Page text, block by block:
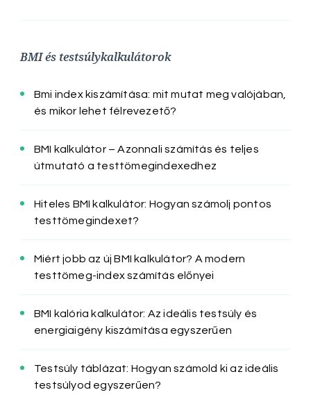
BMI és testsúlykalkulátorok
Bmi index kiszámítása: mit mutat meg valójában,
és mikor lehet félrevezető?
BMI kalkulátor – Azonnali számítás és teljes
útmutató a testtömegindexedhez
Hiteles BMI kalkulátor: Hogyan számolj pontos
testtömegindexet?
Miért jobb az új BMI kalkulátor? A modern
testtömeg-index számítás előnyei
BMI kalória kalkulátor: Az ideális testsúly és
energiaigény kiszámítása egyszerűen
Testsúly táblázat: Hogyan számold ki az ideális
testsúlyod egyszerűen?